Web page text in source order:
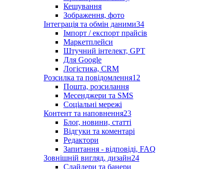
Кешування
Зображення, фото
Інтеграція та обмін даними34
Імпорт / експорт прайсів
Маркетплейси
Штучний інтелект, GPT
Для Google
Логістика, CRM
Розсилка та повідомлення12
Пошта, розсилання
Месенджери та SMS
Соціальні мережі
Контент та наповнення23
Блог, новини, статті
Відгуки та коментарі
Редактори
Запитання - відповіді, FAQ
Зовнішній вигляд, дизайн24
Слайдери та банери